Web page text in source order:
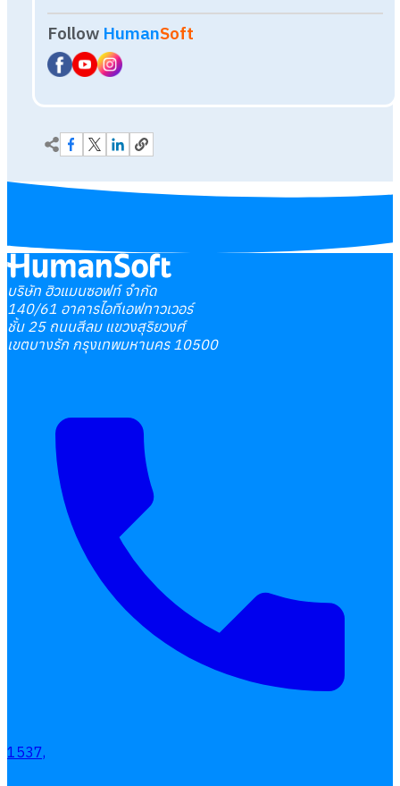
บริษัท ฮิวแมนซอฟท์ จำกัด
140/61 อาคารไอทีเอฟทาวเวอร์
ชั้น 25 ถนนสีลม แขวงสุริยวงศ์
เขตบางรัก กรุงเทพมหานคร 10500
1537,